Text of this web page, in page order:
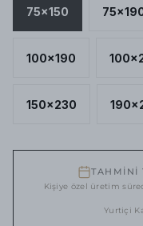
75x150
100x190
150x230
TAHMİNİ
Kişiye özel üretim
Yurtiçi